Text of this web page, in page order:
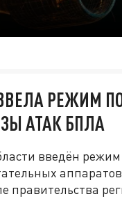
РЕЖИМ
АТАК БПЛА
введён
правительства